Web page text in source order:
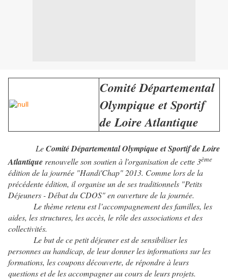
Comité Départemental
Olympique et Sportif
de Loire Atlantique
LeComité Départemental Olympique et Sportif de Loire
Atlantique renouvelle son soutien à l'organisation de cette 3ème
édition de la journée "Handi'Chap" 2013. Comme lors de la
précédente édition, il organise un de ses traditionnels "Petits
Déjeuners - Débat du CDOS" en ouverture de la journée.
Le thème retenu est l’accompagnement des familles, les
aides, les structures, les accès, le rôle des associations et des
collectivités.
Le but de ce petit déjeuner est de sensibiliser les
personnes au handicap, de leur donner les informations sur les
formations, les coupons découverte, de répondre à leurs
questions et de les accompagner au cours de leurs projets.